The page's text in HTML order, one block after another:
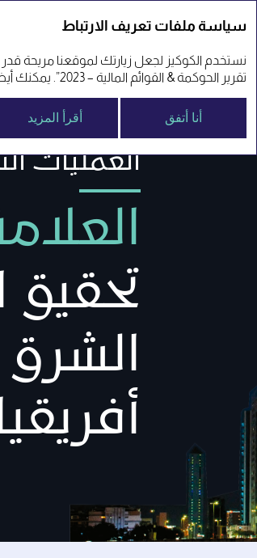
التقرير السنوي 23'
التقارير السنوي
العمليات
سياسة ملفات تعريف الارتباط
نستخدم الكوكيز لجعل زيارتك لموقعنا مريحة
تقرير الحوكمة & القوائم المالية – 2023”. يمكنك أيضا نقر "أوافق" لإخفاء هذه الرسالة. يمكنك ، بالطبع ، تغيير إعدادات الكعك في أي وقت عن طريق تعديل المتصفح الخاص بك.
أنا أتفق أقرأ المزيد